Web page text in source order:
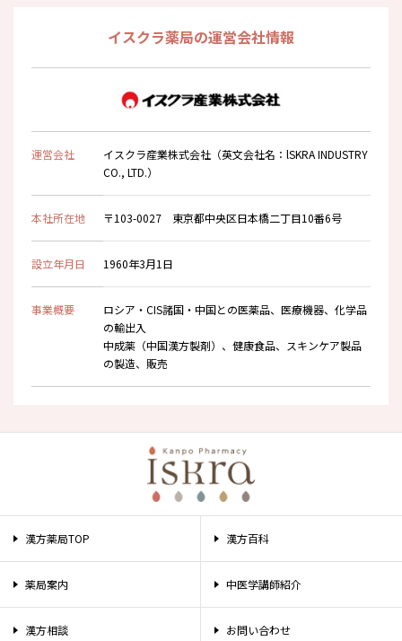
イスクラ薬局の運営会社情報
運営会社
イスクラ産業株式会社（英文会社名：lSKRA INDUSTRY
CO., LTD.）
本社所在地 〒103-0027 東京都中央区日本橋二丁目10番6号
設立年月日 1960年3月1日
事業概要
ロシア・CIS諸国・中国との医薬品、医療機器、化学品
の輸出入
中成薬（中国漢方製剤）、健康食品、スキンケア製品
の製造、販売
漢方薬局TOP 漢方百科
薬局案内 中医学講師紹介
漢方相談 お問い合わせ